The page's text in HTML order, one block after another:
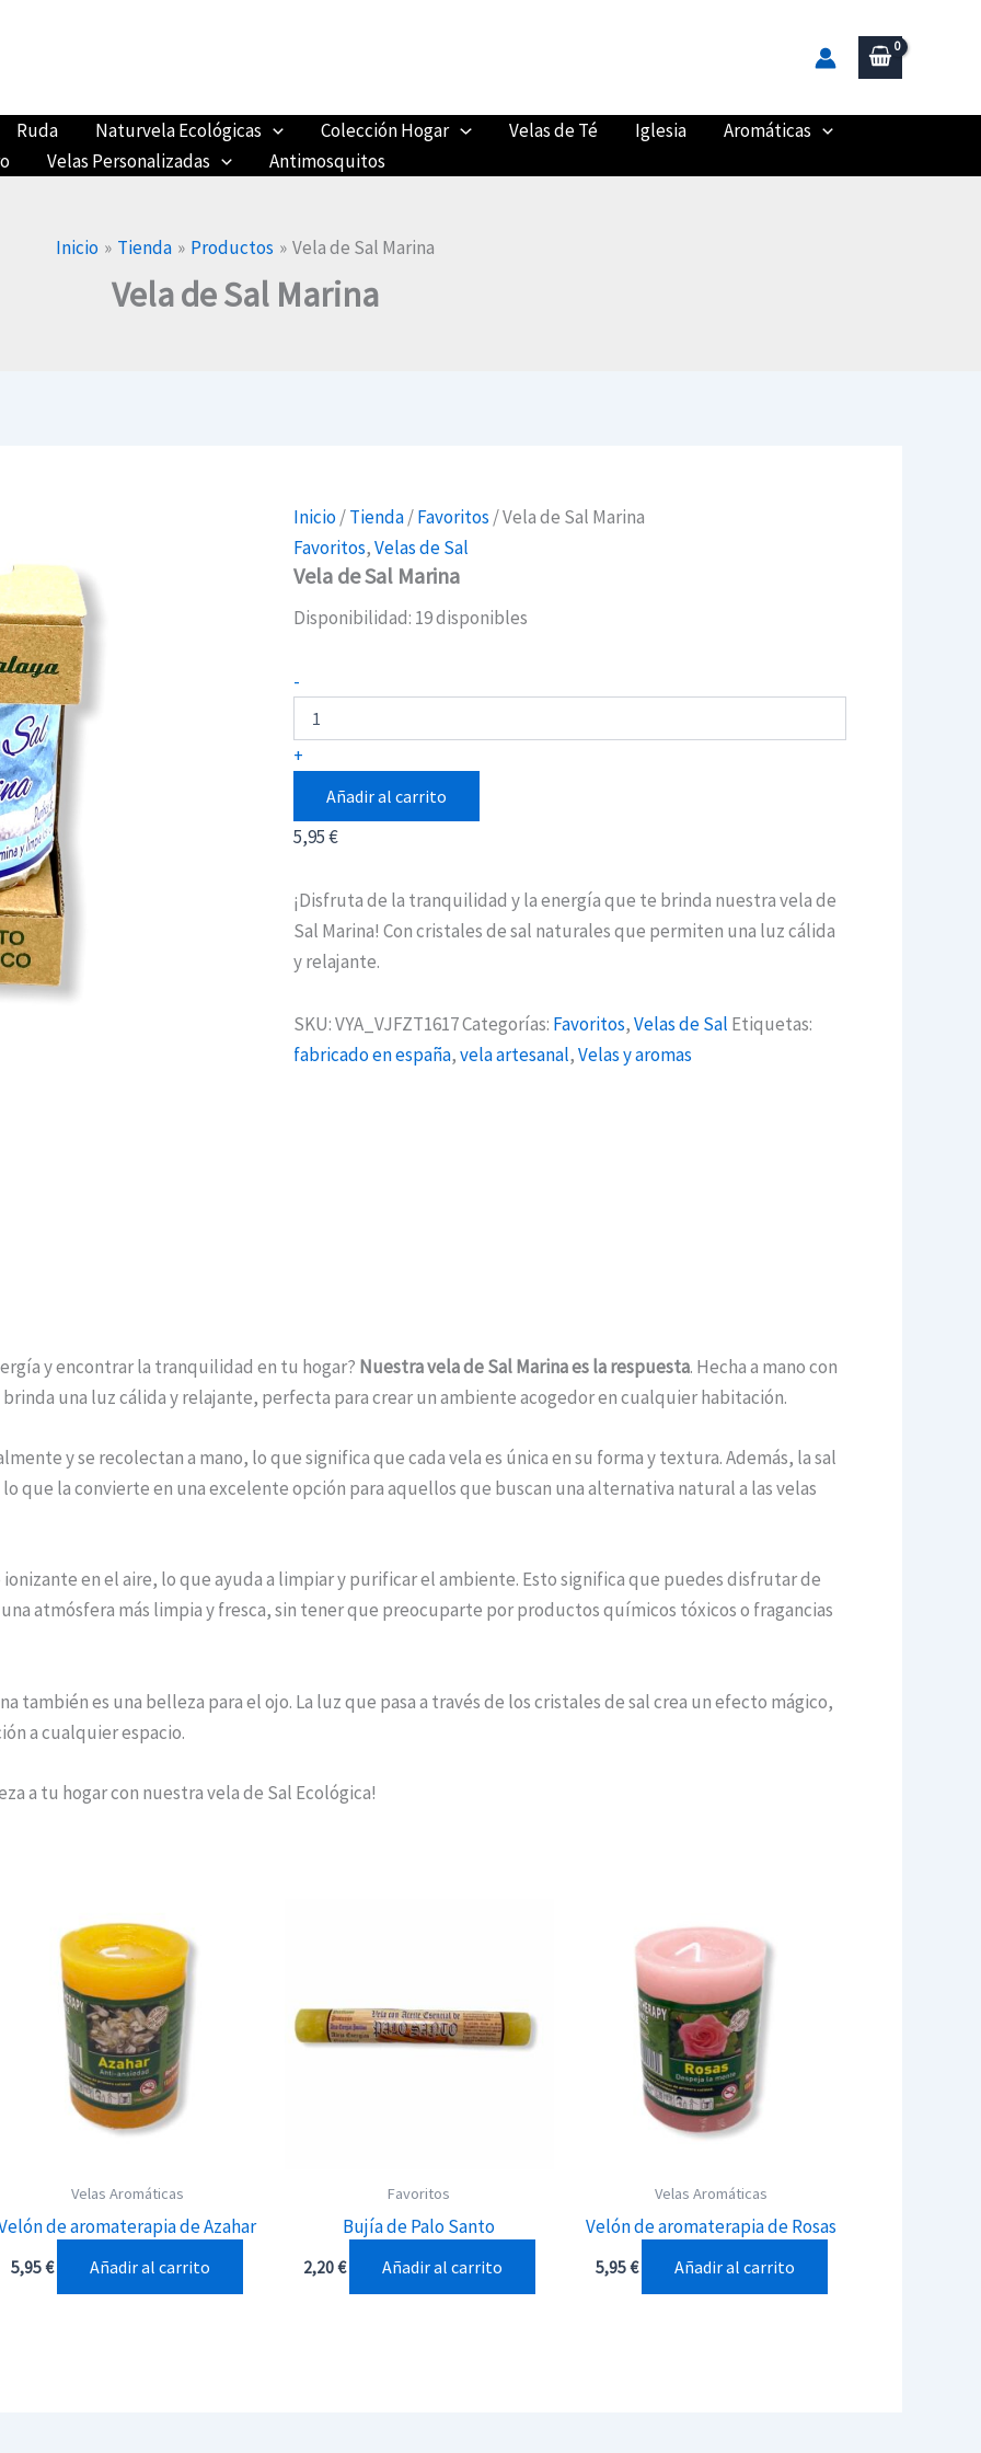
Ruda Naturvela Ecológicas Colección Hogar Velas de Té Iglesia
Aromáticas
Velas Personalizadas Antimosquitos
Inicio Tienda Productos Vela de Sal Marina
Vela de Sal Marina
Inicio/Tienda/Favoritos / Vela de Sal Marina
Favoritos,Velas de Sal
Vela de Sal Marina
Disponibilidad: 19 disponibles
-
de
Sal
Marina
cantidad
+
Añadir al carrito
5,95€
¡Disfruta de la tranquilidad y la energía que te brinda nuestra vela de
Sal Marina! Con cristales de sal naturales que permiten una luz cálida
y relajante.
SKU:VYA_VJFZT1617Categorías: Favoritos,Velas de Sal Etiquetas:
fabricado en españa,vela artesanal,Velas y aromas
y encontrar la tranquilidad en tu hogar? Nuestra vela de Sal Marina es la respuesta. Hecha a mano con
una luz cálida y relajante, perfecta para crear un ambiente acogedor en cualquier habitación.
y se recolectan a mano, lo que significa que cada vela es única en su forma y textura. Además, la sal
que la convierte en una excelente opción para aquellos que buscan una alternativa natural a las velas
en el aire, lo que ayuda a limpiar y purificar el ambiente. Esto significa que puedes disfrutar de
atmósfera más limpia y fresca, sin tener que preocuparte por productos químicos tóxicos o fragancias
también es una belleza para el ojo. La luz que pasa a través de los cristales de sal crea un efecto mágico,
a cualquier espacio.
a tu hogar con nuestra vela de Sal Ecológica!
Velas Aromáticas
de aromaterapia de Azahar
5,95€ Añadir al carrito
Favoritos
Bujía de Palo Santo
2,20€ Añadir al carrito
Velas Aromáticas
Velón de aromaterapia de Rosas
5,95€ Añadir al carrito